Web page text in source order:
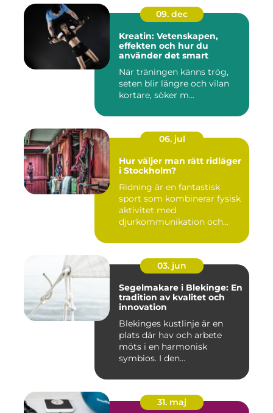
09. dec
Kreatin: Vetenskapen,
effekten och hur du
använder det smart
När träningen känns trög,
seten blir längre och vilan
kortare, söker m...
06. jul
Hur väljer man rätt ridläger
i Stockholm?
Ridning är en fantastisk
sport som kombinerar fysisk
aktivitet med
djurkommunikation och
03. jun
Segelmakare i Blekinge: En
tradition av kvalitet och
innovation
Blekinges kustlinje är en
plats där hav och arbete
möts i en harmonisk
symbios. I den...
31. maj